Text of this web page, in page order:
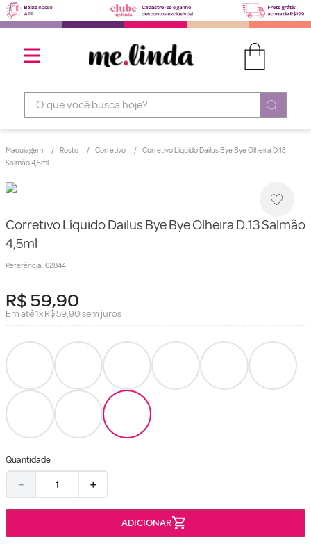
O que você busca hoje?
Maquiagem Rosto Corretivo
Corretivo Líquido Dailus Bye Bye Olheira D.13
Salmão 4,5ml
Corretivo Líquido Dailus Bye Bye Olheira D.13 Salmão
4,5ml
Referência: 62844
R$59,90
Em até1xR$59,90sem juros
Quantidade
＋
－